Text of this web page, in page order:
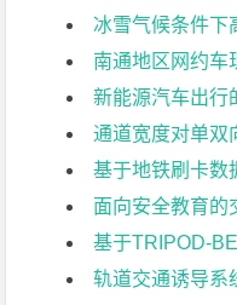
冰雪气候条件下高
南通地区网约车
新能源汽车出行的
通道宽度对单双
基于地铁刷卡数据的
面向安全教育的
基于TRIPOD-BETA理
轨道交通诱导系